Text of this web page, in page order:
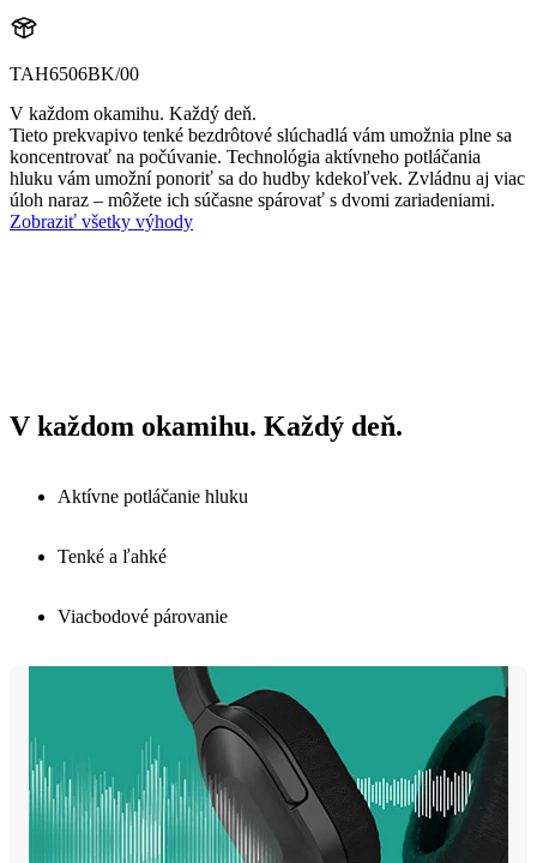
TAH6506BK/00
V každom okamihu. Každý deň.
Tieto prekvapivo tenké bezdrôtové slúchadlá vám umožnia plne sa
koncentrovať na počúvanie. Technológia aktívneho potláčania
hluku vám umožní ponoriť sa do hudby kdekoľvek. Zvládnu aj viac
úloh naraz – môžete ich súčasne spárovať s dvomi zariadeniami.
Zobraziť všetky výhody
V každom okamihu. Každý deň.
Aktívne potláčanie hluku
Tenké a ľahké
Viacbodové párovanie